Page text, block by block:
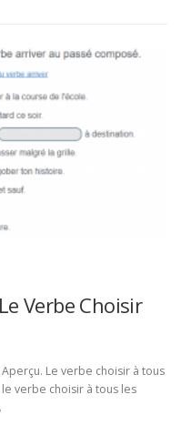
Verbe Choisir
Le verbe choisir à tous
verbe choisir à tous les